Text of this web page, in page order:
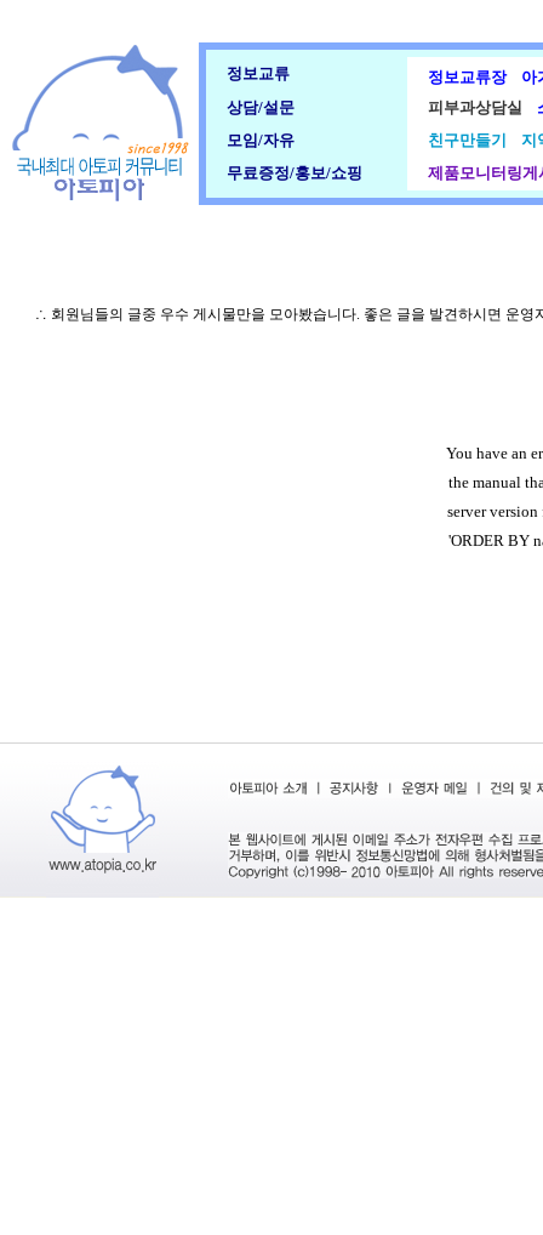
정보교류 정보교류장
아
상담/설문
피부과상담실
모임/자유
친구만들기
지
무료증정/홍보/쇼핑
제품모니터링게
∴ 회원님들의 글중 우수 게시물만을 모아봤습니다. 좋은 글을 발견하시면 운영
You have an
the manual
server
'ORDER BY